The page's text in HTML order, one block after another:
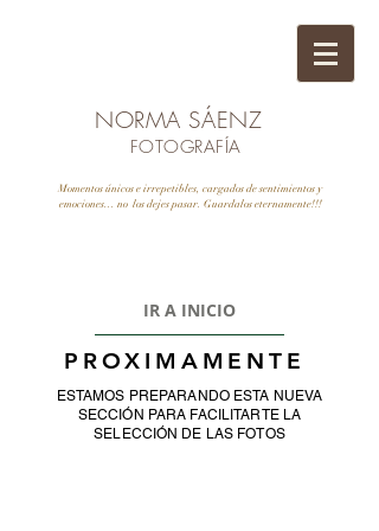
NORMA SÁENZ
FOTOGRAFÍA
Momentos únicos e irrepetibles, cargados de sentimientos y
emociones... no los dejes pasar. Guardalos eternamente!!!
IR A INICIO
PROXIMAMENTE
ESTAMOS PREPARANDO ESTA NUEVA
SECCIÓN PARA FACILITARTE LA
SELECCIÓN DE LAS FOTOS